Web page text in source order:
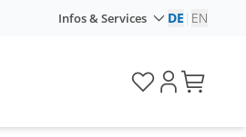
Infos & Services DE EN